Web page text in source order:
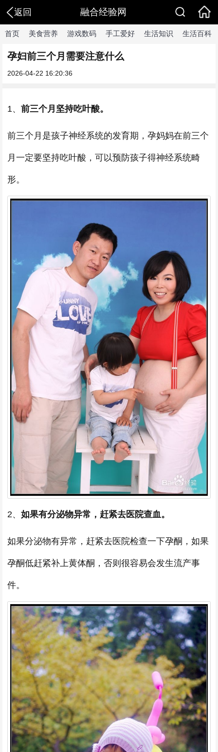
返回 融合经验网
首页 美食营养 游戏数码 手工爱好 生活知识 生活百科
孕妇前三个月需要注意什么
2026-04-22 16:20:36
1、 前三个月坚持吃叶酸。
前三个月是孩子神经系统的发育期，孕妈妈在前三个
月一定要坚持吃叶酸，可以预防孩子得神经系统畸
形。
2、 如果有分泌物异常，赶紧去医院查血。
如果分泌物有异常，赶紧去医院检查一下孕酮，如果
孕酮低赶紧补上黄体酮，否则很容易会发生流产事
件。